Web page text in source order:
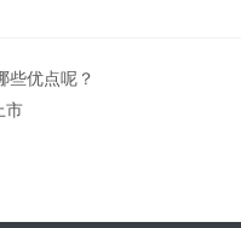
些优点呢？
市